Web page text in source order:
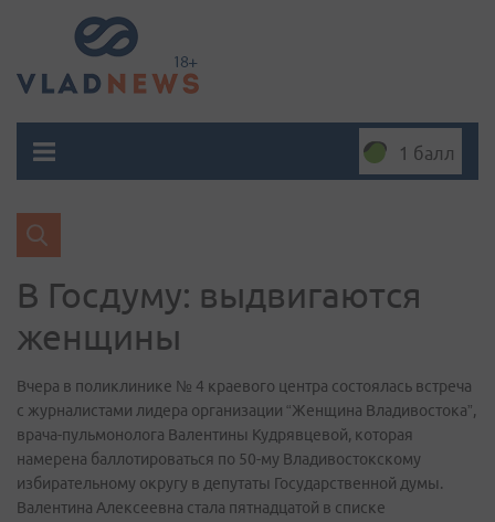
1 балл
В Госдуму: выдвигаются
женщины
Вчера в поликлинике № 4 краевого центра состоялась встреча
с журналистами лидера организации “Женщина Владивостока”,
врача-пульмонолога Валентины Кудрявцевой, которая
намерена баллотироваться по 50-му Владивостокскому
избирательному округу в депутаты Государственной думы.
Валентина Алексеевна стала пятнадцатой в списке